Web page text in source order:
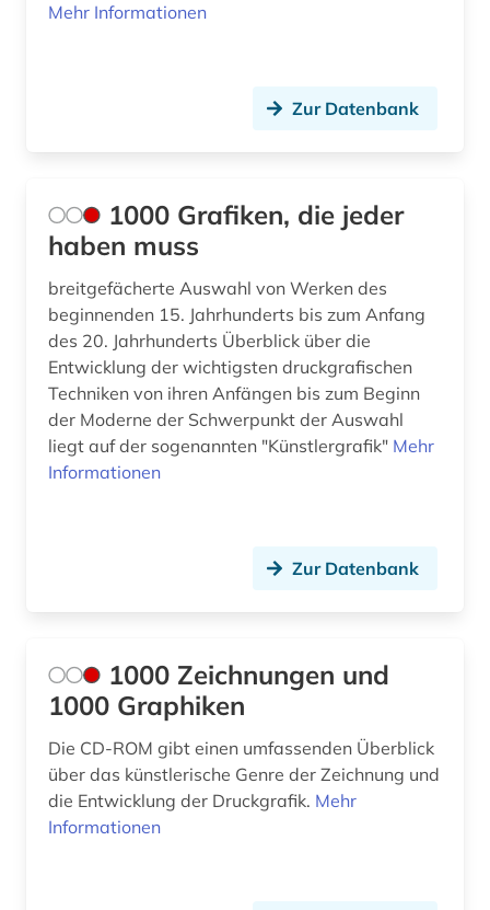
beutekunst (2)
bibliografie (31)
biblioteca apostolica vaticana (1)
bibliothek (6)
bibliothek der hansestadt lübeck (1)
bibliotheksbestand (1)
biblische motive (1)
bildband (2)
bilddatenbank (24)
Mehr Informationen
Zur Datenbank
1000 Grafiken, die jeder
haben muss
breitgefächerte Auswahl von Werken des
beginnenden 15. Jahrhunderts bis zum Anfang
des 20. Jahrhunderts Überblick über die
Entwicklung der wichtigsten druckgrafischen
Techniken von ihren Anfängen bis zum Beginn
der Moderne der Schwerpunkt der Auswahl
liegt auf der sogenannten "Künstlergrafik" Mehr
Informationen
Zur Datenbank
1000 Zeichnungen und
1000 Graphiken
Die CD-ROM gibt einen umfassenden Überblick
über das künstlerische Genre der Zeichnung und
die Entwicklung der Druckgrafik. Mehr
Informationen